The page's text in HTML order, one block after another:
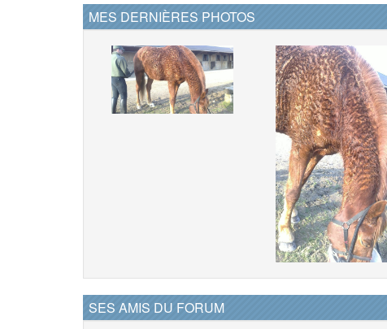
MES DERNIÈRES PHOTOS
SES AMIS DU FORUM